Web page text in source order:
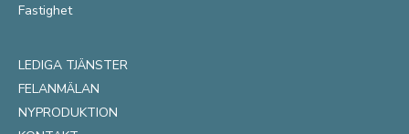
Fastighet
LEDIGA TJÄNSTER
FELANMÄLAN
NYPRODUKTION